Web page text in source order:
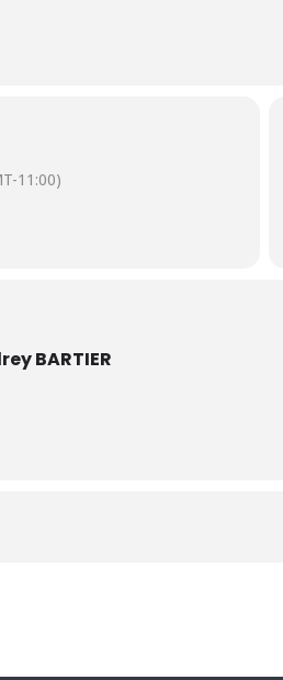
11:00)
BARTIER